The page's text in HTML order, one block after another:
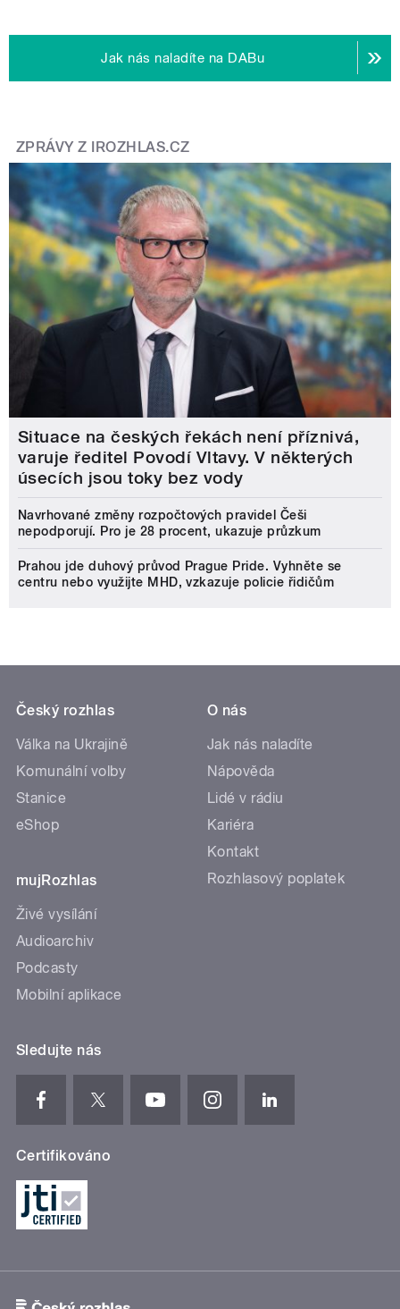
Jak nás naladíte na DABu
ZPRÁVY Z IROZHLAS.CZ
Situace na českých řekách není příznivá,
varuje ředitel Povodí Vltavy. V některých
úsecích jsou toky bez vody
Navrhované změny rozpočtových pravidel Češi
nepodporují. Pro je 28 procent, ukazuje průzkum
Prahou jde duhový průvod Prague Pride. Vyhněte se
centru nebo využijte MHD, vzkazuje policie řidičům
Český rozhlas
Válka na Ukrajině
Komunální volby
Stanice
eShop
mujRozhlas
Živé vysílání
Audioarchiv
Podcasty
Mobilní aplikace
O nás
Jak nás naladíte
Nápověda
Lidé v rádiu
Kariéra
Kontakt
Rozhlasový poplatek
Sledujte nás
Certifikováno